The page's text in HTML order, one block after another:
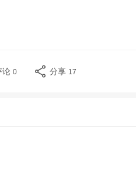
论 0 分享 17